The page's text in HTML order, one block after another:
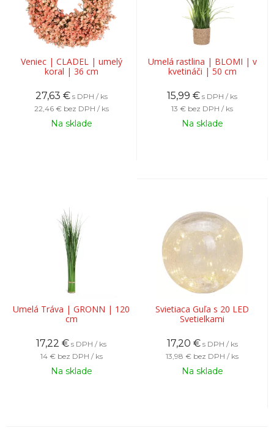
Veniec | CLADEL | umelý
koral | 36 cm
27,63 € s DPH / ks
22,46 € bez DPH / ks
Na sklade
Umelá rastlina | BLOMI | v
kvetináči | 50 cm
15,99 € s DPH / ks
13 € bez DPH / ks
Na sklade
Umelá Tráva | GRONN | 120
cm
17,22 € s DPH / ks
14 € bez DPH / ks
Na sklade
Svietiaca Guľa s 20 LED
Svetielkami
17,20 € s DPH / ks
13,98 € bez DPH / ks
Na sklade